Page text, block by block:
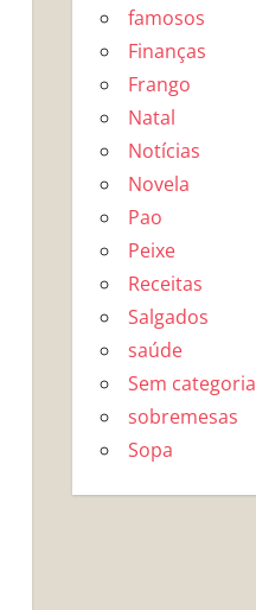
famosos
Finanças
Frango
Natal
Notícias
Novela
Pao
Peixe
Receitas
Salgados
saúde
Sem categoria
sobremesas
Sopa